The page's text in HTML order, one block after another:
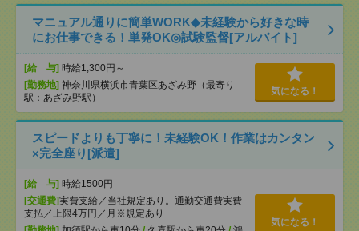
マニュアル通りに簡単WORK◆未経験から好きな時
にお仕事できる！単発OK◎試験監督[アルバイト]
[給 与] 時給1,300円～
[勤務地] 神奈川県横浜市青葉区あざみ野（最寄り
駅：あざみ野駅）
気になる！
スピードよりも丁寧に！未経験OK！作業はカンタン
×完全座り[派遣]
[給 与] 時給1500円
[交通費]実費支給／当社規定あり。通勤交通費実費
支払／上限4万円／月※規定あり
気になる！